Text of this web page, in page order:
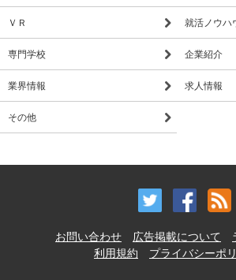
ＶＲ 就活ノウハ
専門学校 企業紹介
業界情報 求人情報
その他
お問い合わせ 広告掲載について
利用規約
プライバシーポ